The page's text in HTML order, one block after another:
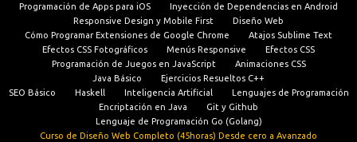
Programación de Apps para iOS
Inyección de Dependencias en Android
Responsive Design y Mobile First
Diseño Web
Cómo Programar Extensiones de Google Chrome
Atajos Sublime Text
Efectos CSS Fotográficos
Menús Responsive
Efectos CSS
Programación de Juegos en JavaScript
Animaciones CSS
Java Básico
Ejercicios Resueltos C++
SEO Básico
Haskell Inteligencia Artificial
Lenguajes de Programación
Encriptación en Java
Git y Github
Lenguaje de Programación Go (Golang)
Curso de Diseño Web Completo (45horas) Desde cero a Avanzado